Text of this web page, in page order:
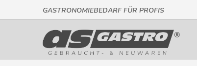
GASTRONOMIEBEDARF FÜR PROFIS
zum
Inhalt